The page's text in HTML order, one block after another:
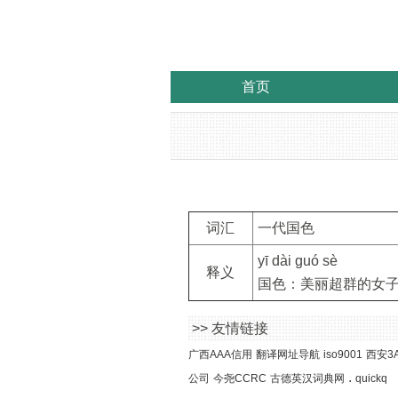
首页
词汇 一代国色
释义
yī dài guó sè
国色：美丽超群的女
>> 友情链接
广西AAA信用 翻译网址导航 iso9001 西安
公司 今尧CCRC 古德英汉词典网 . quickq